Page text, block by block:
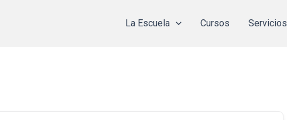
La Escuela Cursos Servicios